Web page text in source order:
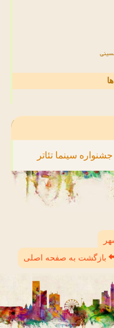
جشنواره سینما تئاتر
بازگشت به صفحه اصلی